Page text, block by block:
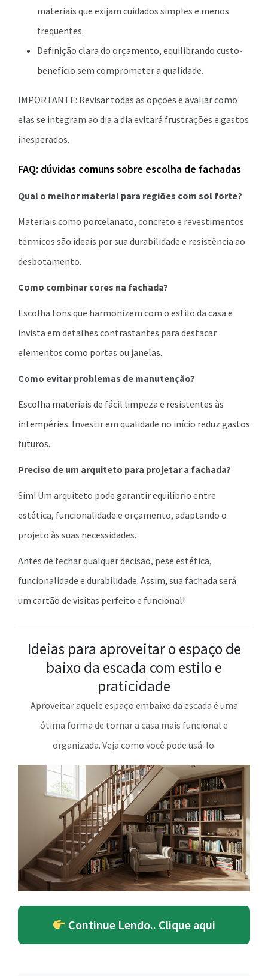
materiais que exijam cuidados simples e menos
frequentes.
Definição clara do orçamento, equilibrando custo-
benefício sem comprometer a qualidade.
IMPORTANTE: Revisar todas as opções e avaliar como
elas se integram ao dia a dia evitará frustrações e gastos
inesperados.
FAQ: dúvidas comuns sobre escolha de fachadas
Qual o melhor material para regiões com sol forte?
Materiais como porcelanato, concreto e revestimentos
térmicos são ideais por sua durabilidade e resistência ao
desbotamento.
Como combinar cores na fachada?
Escolha tons que harmonizem com o estilo da casa e
invista em detalhes contrastantes para destacar
elementos como portas ou janelas.
Como evitar problemas de manutenção?
Escolha materiais de fácil limpeza e resistentes às
intempéries. Investir em qualidade no início reduz gastos
futuros.
Preciso de um arquiteto para projetar a fachada?
Sim! Um arquiteto pode garantir equilíbrio entre
estética, funcionalidade e orçamento, adaptando o
projeto às suas necessidades.
Antes de fechar qualquer decisão, pese estética,
funcionalidade e durabilidade. Assim, sua fachada será
um cartão de visitas perfeito e funcional!
Ideias para aproveitar o espaço de
baixo da escada com estilo e
praticidade
Aproveitar aquele espaço embaixo da escada é uma
ótima forma de tornar a casa mais funcional e
organizada. Veja como você pode usá-lo.
Continue Lendo.. Clique aqui